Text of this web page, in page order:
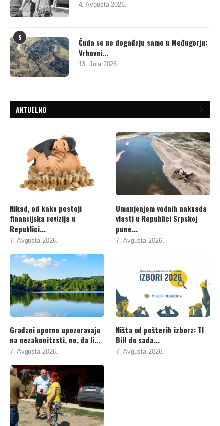
4. Avgusta 2026.
5
Čuda se ne događaju samo u Međugorju:
Vrhovni...
13. Jula 2026.
AKTUELNO
Nikad, od kako postoji
finansijska revizija u
Republici...
7. Avgusta 2026.
Umanjenjem vodnih naknada
vlasti u Republici Srpskoj
pune...
7. Avgusta 2026.
Građani uporno upozoravaju
na nezakonitosti, no, da li...
7. Avgusta 2026.
Ništa od poštenih izbora: TI
BiH do sada...
7. Avgusta 2026.